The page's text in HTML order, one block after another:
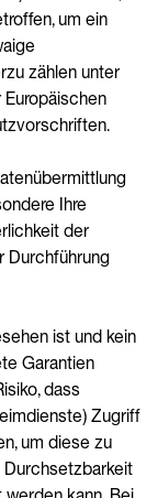
um ein
zählen unter
Ihre
der
Durchführung
ist und kein
Garantien
dass
Zugriff
um diese zu
Durchsetzbarkeit